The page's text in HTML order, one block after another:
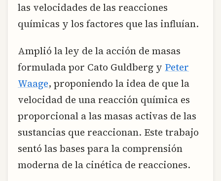
las velocidades de las reacciones
químicas y los factores que las influían.
Amplió la ley de la acción de masas
formulada por Cato Guldberg y Peter
Waage, proponiendo la idea de que la
velocidad de una reacción química es
proporcional a las masas activas de las
sustancias que reaccionan. Este trabajo
sentó las bases para la comprensión
moderna de la cinética de reacciones.